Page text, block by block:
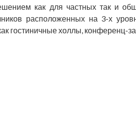
как для частных так и
расположенных на 3-х
гостиничные холлы, конференц-